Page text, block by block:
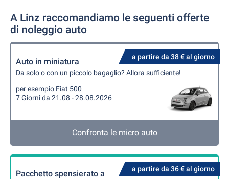
A Linz raccomandiamo le seguenti offerte
di noleggio auto
a partire da 38 € al giorno
Auto in miniatura
Da solo o con un piccolo bagaglio? Allora sufficiente!
per esempio Fiat 500
7 Giorni da 21.08 - 28.08.2026
Confronta le micro auto
a partire da 36 € al giorno
Pacchetto spensierato a